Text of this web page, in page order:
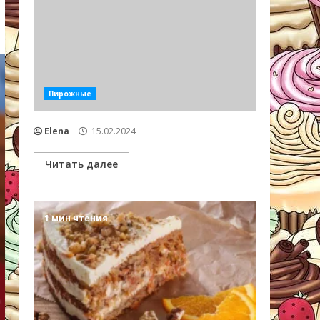
Пирожные
Elena 15.02.2024
Читать далее
1 мин чтения